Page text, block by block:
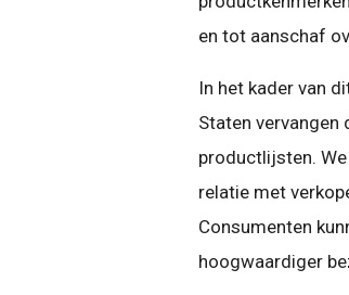
en tot aanschaf
In het kader van
Staten
productlijsten.
relatie met
Consumenten
hoogwaardiger